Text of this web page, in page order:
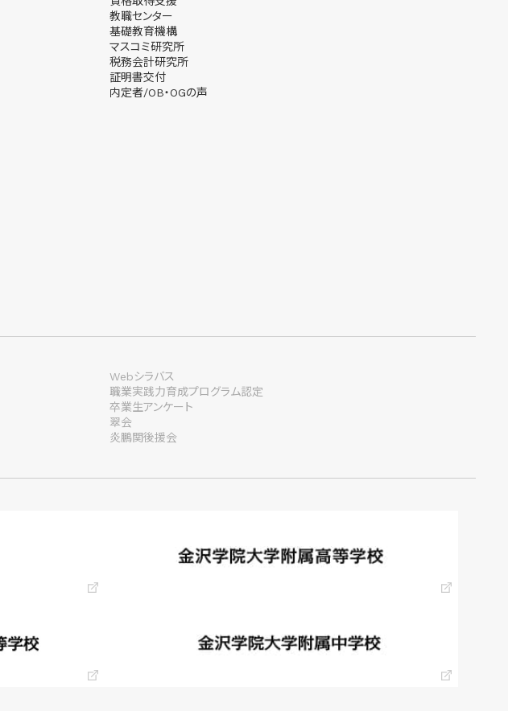
教職センター
基礎教育機構
マスコミ研究所
税務会計研究所
証明書交付
内定者/OB・OGの声
Webシラバス
職業実践力育成プログラム認定
卒業生アンケート
翠会
炎鵬関後援会